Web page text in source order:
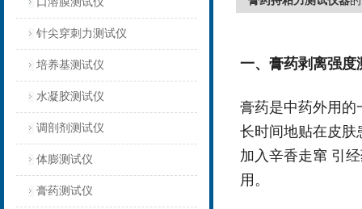
针尖穿刺力测试仪
培养基测试仪
水凝胶测试仪
调剖剂测试仪
体膨测试仪
膏药测试仪
一、 膏药剥离强度
膏药是中药外用的
长时间地贴在皮肤
加入辛香走窜 引
用。